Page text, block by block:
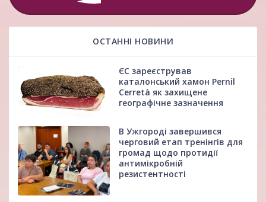
ОСТАННІ НОВИНИ
ЄС зареєстрував
каталонський хамон Pernil
Cerretà як захищене
географічне зазначення
В Ужгороді завершився
черговий етап тренінгів для
громад щодо протидії
антимікробній
резистентності